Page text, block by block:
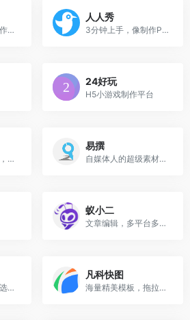
像制作PPT一样制作炫酷的H5
人人秀
3分钟上手，像制作PPT一样简单
24好玩
H5小游戏制作平台
人工智能抠图软件，仅需数秒...
易撰
自媒体人的超级素材库、爆文...
蚁小二
文章编辑，多平台多账号管理...
原创模板素材，精选风格排版...
凡科快图
海量精美模板，拖拉拽一分钟出图